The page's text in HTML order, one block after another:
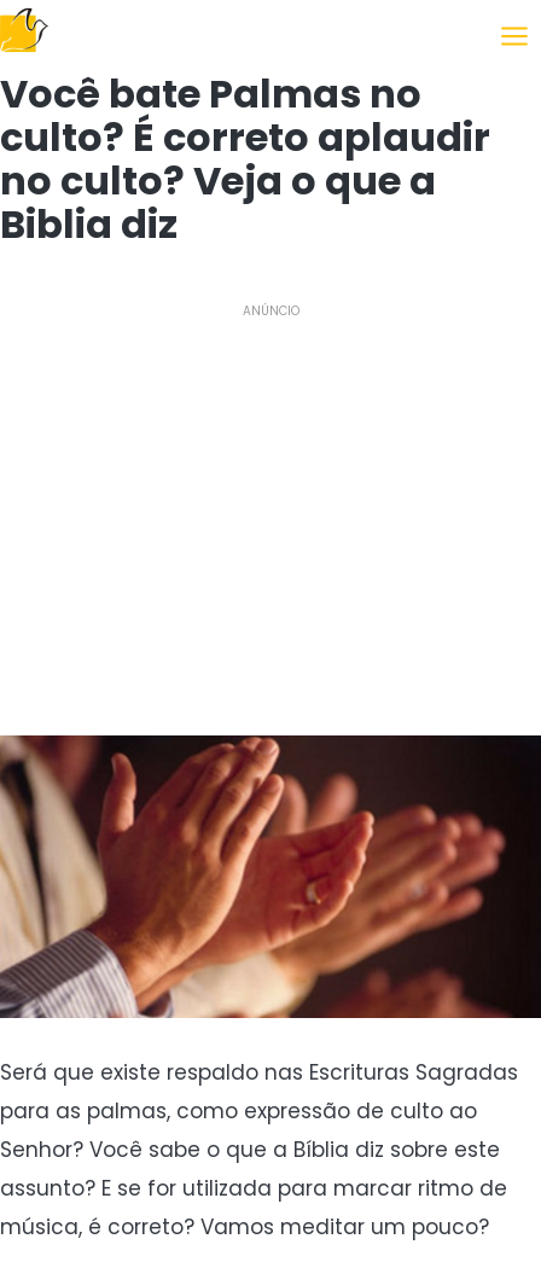
Following the Gospel
Você bate Palmas no
culto? É correto aplaudir
no culto? Veja o que a
Biblia diz
ANÚNCIO
Será que existe respaldo nas Escrituras Sagradas
para as palmas, como expressão de culto ao
Senhor? Você sabe o que a Bíblia diz sobre este
assunto? E se for utilizada para marcar ritmo de
música, é correto? Vamos meditar um pouco?